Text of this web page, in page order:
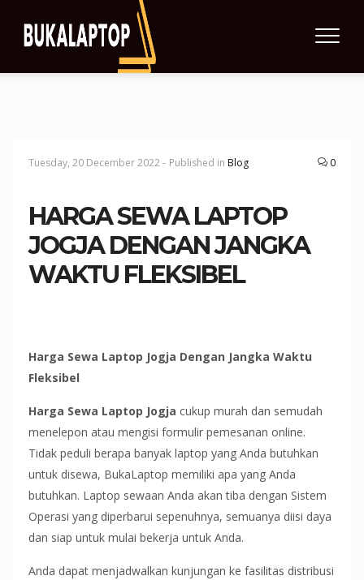
Tuesday, 20 December 2022 - Published in Blog 0
HARGA SEWA LAPTOP
JOGJA DENGAN JANGKA
WAKTU FLEKSIBEL
Harga Sewa Laptop Jogja Dengan Jangka Waktu
Fleksibel
Harga Sewa Laptop Jogja cukup murah dan semudah
menelepon atau mengisi formulir pemesanan online.
Tidak peduli berapa banyak laptop yang Anda butuhkan
untuk disewa, BukaLaptop memiliki apa yang Anda
butuhkan. Laptop sewaan Anda akan tiba dengan Sistem
Operasi yang diperbarui sepenuhnya, semuanya diisi daya
dan siap untuk mulai bekerja untuk Anda.
Anda dapat menjadwalkan kunjungan ke fasilitas distribusi